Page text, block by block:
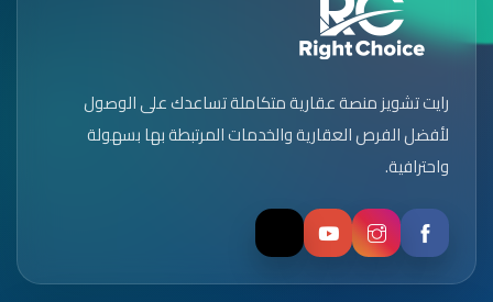
رايت تشويز منصة عقارية متكاملة تساعدك على الوصول
لأفضل الفرص العقارية والخدمات المرتبطة بها بسهولة
واحترافية.